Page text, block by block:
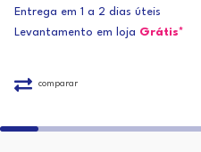
Entrega em 1 a 2 dias úteis
Levantamento em loja Grátis*
comparar